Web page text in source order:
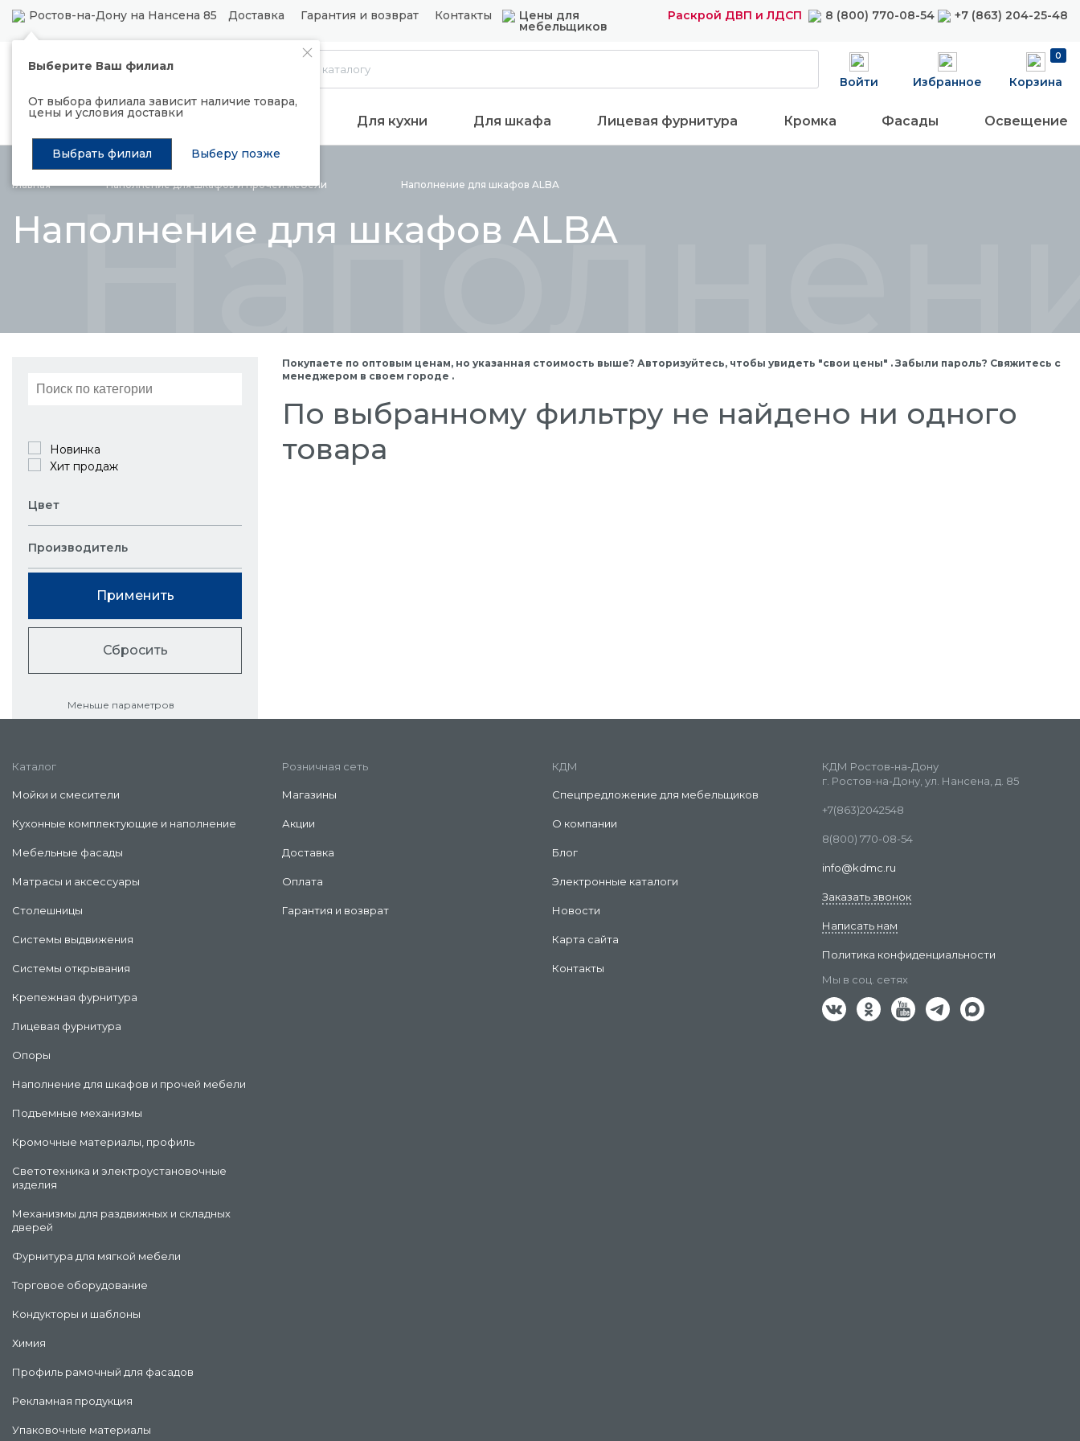
Ростов-на-Дону на Нансена 85 Доставка Гарантия и возврат Контакты Цены для
мебельщиков
Раскрой ДВП и ЛДСП 8 (800) 770-08-54 +7 (863) 204-25-48
Выберите Ваш филиал
От выбора филиала зависит наличие товара,
цены и условия доставки
Выбрать филиал Выберу позже
Каталог
Войти Избранное
0
Корзина
Распродажа Подъемные механизмы Для кухни Для шкафа Лицевая фурнитура Кромка Фасады Освещение
Главная Наполнение для шкафов и прочеймебели Наполнение для шкафов ALBA
Наполнение для шкафов ALBA
Новинка
Хит продаж
Цвет
Производитель
Применить
Сбросить
Меньше параметров
Покупаете по оптовым ценам, но указанная стоимость выше? Авторизуйтесь, чтобы увидеть "свои цены" . Забыли пароль? Свяжитесь с
менеджером в своем городе .
По выбранному фильтру не найдено ни одного
товара
Каталог
Мойки и смесители
Кухонные комплектующие и наполнение
Мебельные фасады
Матрасы и аксессуары
Столешницы
Системы выдвижения
Системы открывания
Крепежная фурнитура
Лицевая фурнитура
Опоры
Наполнение для шкафов и прочей мебели
Подъемные механизмы
Кромочные материалы, профиль
Светотехника и электроустановочные
изделия
Механизмы для раздвижных и складных
дверей
Фурнитура для мягкой мебели
Торговое оборудование
Кондукторы и шаблоны
Химия
Профиль рамочный для фасадов
Рекламная продукция
Упаковочные материалы
Розничная сеть
Магазины
Акции
Доставка
Оплата
Гарантия и возврат
КДМ
Спецпредложение для мебельщиков
О компании
Блог
Электронные каталоги
Новости
Карта сайта
Контакты
КДМ Ростов-на-Дону
г. Ростов-на-Дону, ул. Нансена, д. 85
+7(863)2042548
8(800) 770-08-54
info@kdmc.ru
Заказать звонок
Написать нам
Политика конфиденциальности
Мы в соц. сетях